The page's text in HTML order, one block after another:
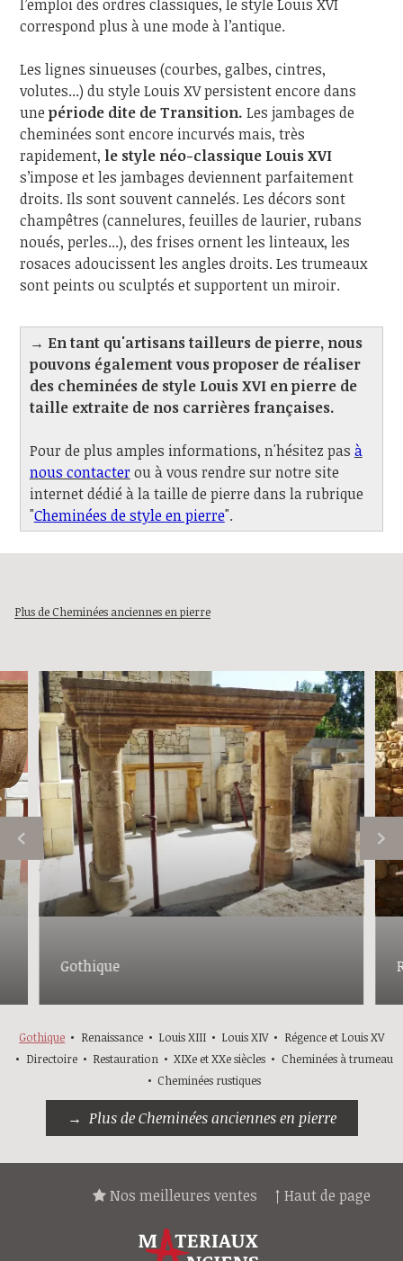
l’emploi des ordres classiques, le style Louis XVI
correspond plus à une mode à l’antique.
Les lignes sinueuses (courbes, galbes, cintres,
volutes...) du style Louis XV persistent encore dans
une période dite de Transition. Les jambages de
cheminées sont encore incurvés mais, très
rapidement, le style néo-classique Louis XVI
s’impose et les jambages deviennent parfaitement
droits. Ils sont souvent cannelés. Les décors sont
champêtres (cannelures, feuilles de laurier, rubans
noués, perles...), des frises ornent les linteaux, les
rosaces adoucissent les angles droits. Les trumeaux
sont peints ou sculptés et supportent un miroir.
→ En tant qu'artisans tailleurs de pierre, nous
pouvons également vous proposer de réaliser
des cheminées de style Louis XVI en pierre de
taille extraite de nos carrières françaises.
Pour de plus amples informations, n'hésitez pas à
nous contacterou à vous rendre sur notre site
internet dédié à la taille de pierre dans la rubrique
"Cheminées de style en pierre".
Plus de Cheminées anciennes en pierre
Gothique
Gothique Renaissance Louis XIII Louis XIV
Régence et Louis XV
Directoire
Restauration XIXe et XXe siècles
Cheminées à trumeau
Cheminées rustiques
Plus de Cheminées anciennes en pierre
↑ Haut de page
Nos meilleures ventes